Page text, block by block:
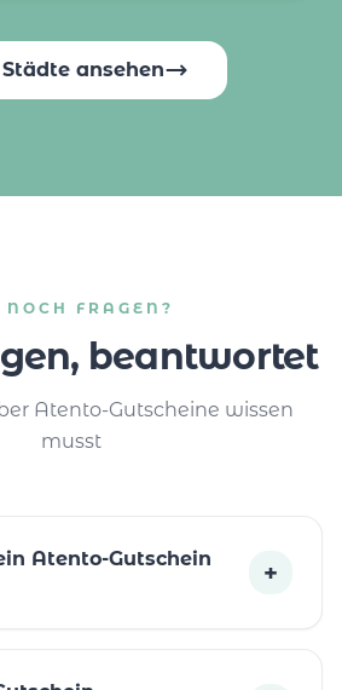
ansehen
NOCH FRAGEN?
beantwortet
Atento-Gutscheine wissen
musst
Atento-Gutschein
+